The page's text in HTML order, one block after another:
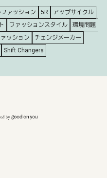
ァッション 5R
アップサイクル
ファッションスタイル
環境問題
ッション
チェンジメーカー
Shift Changers